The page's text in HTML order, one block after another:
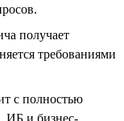
получает
требованиями
с полностью
ИБ и бизнес-